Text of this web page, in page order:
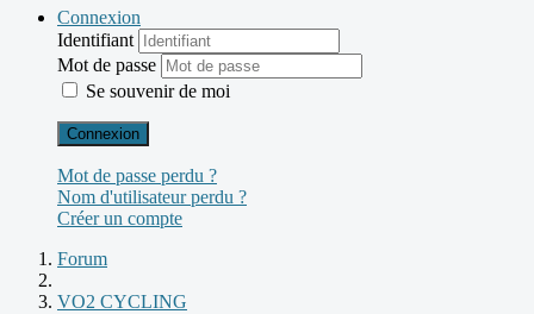
Connexion
Identifiant
Mot de passe
Se souvenir de moi
Connexion
Mot de passe perdu ?
Nom d'utilisateur perdu ?
Créer un compte
Forum
VO2 CYCLING